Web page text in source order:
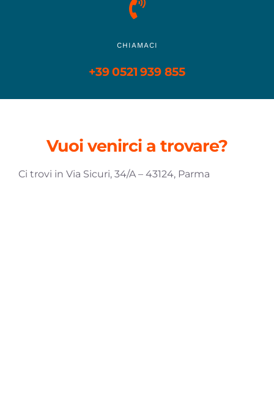
CHIAMACI
+39 0521 939 855
Vuoi venirci a trovare?
Ci trovi in Via Sicuri, 34/A – 43124, Parma